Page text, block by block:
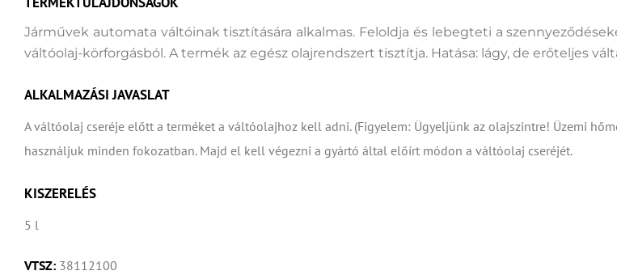
Járművek automata váltóinak tisztítására alkalmas. Feloldja és lebegteti a
váltóolaj-körforgásból. A termék az egész olajrendszert tisztítja. Hatása: lágy, de erőteljes
ALKALMAZÁSI JAVASLAT
A váltóolaj cseréje előtt a terméket a váltóolajhoz kell adni. (Figyelem: Ügyeljünk az olajszintre! Üzemi
használjuk minden fokozatban. Majd el kell végezni a gyártó által előírt módon a váltóolaj cseréjét.
KISZERELÉS
5 l
VTSZ: 38112100